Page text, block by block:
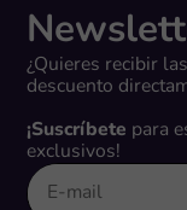
¿Quieres recibir
descuento
¡Suscríbete para
exclusivos!